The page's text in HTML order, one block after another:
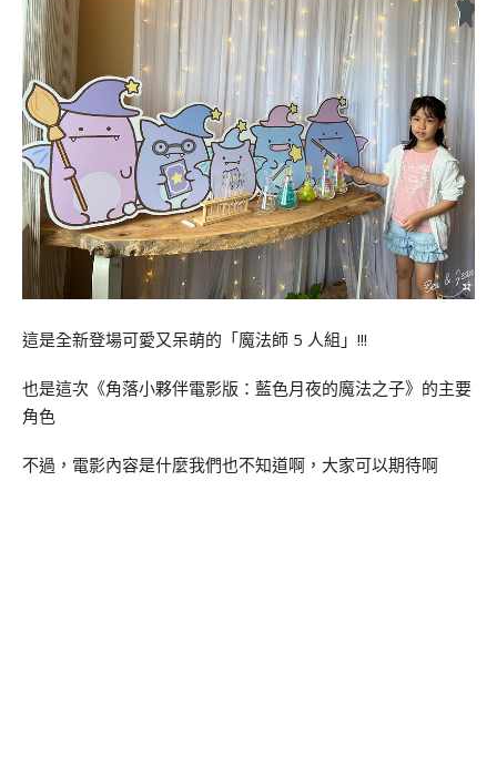
這是全新登場可愛又呆萌的「魔法師 5 人組」!!!
也是這次《角落小夥伴電影版：藍色月夜的魔法之子》的主要
角色
不過，電影內容是什麼我們也不知道啊，大家可以期待啊